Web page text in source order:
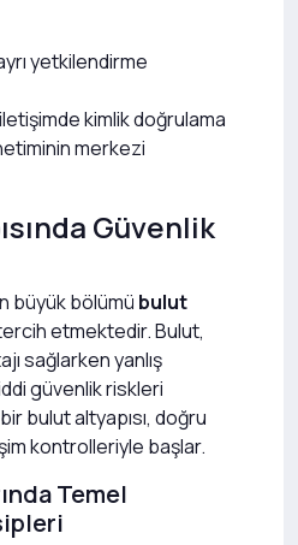
yetkilendirme
kimlik doğrulama
merkezi
Güvenlik
büyük bölümü bulut
tercih etmektedir. Bulut,
sağlarken yanlış
güvenlik riskleri
bulut altyapısı, doğru
kontrolleriyle başlar.
Temel